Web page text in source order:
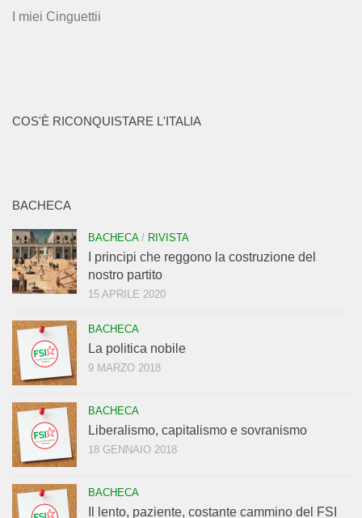
I miei Cinguettii
COS'È RICONQUISTARE L'ITALIA
BACHECA
BACHECA/ RIVISTA
I principi che reggono la costruzione del
nostro partito
15 APRILE 2020
BACHECA
La politica nobile
9 MARZO 2018
BACHECA
Liberalismo, capitalismo e sovranismo
18 GENNAIO 2018
BACHECA
Il lento, paziente, costante cammino del FSI